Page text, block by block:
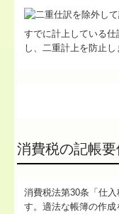
すでに計上している
し、二重計上を防止し
消費税の記帳
消費税法第30条「仕
す。適法な帳簿の作